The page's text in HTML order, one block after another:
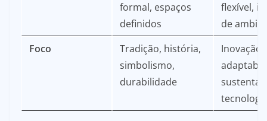
formal, espaços
definidos
flexível,
de
Foco
Tradição, história,
simbolismo,
durabilidade
Inovação,